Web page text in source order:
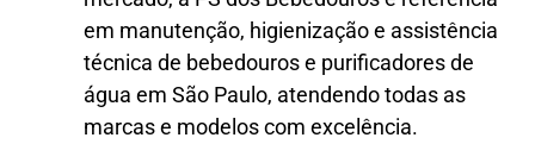
em manutenção, higienização e assistência
técnica de bebedouros e purificadores de
água em São Paulo, atendendo todas as
marcas e modelos com excelência.